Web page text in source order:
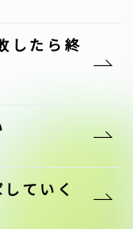
したら終
ていく